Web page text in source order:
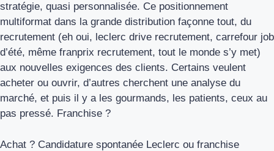
stratégie, quasi personnalisée. Ce positionnement
multiformat dans la grande distribution façonne tout, du
recrutement (eh oui, leclerc drive recrutement, carrefour job
d’été, même franprix recrutement, tout le monde s’y met)
aux nouvelles exigences des clients. Certains veulent
acheter ou ouvrir, d’autres cherchent une analyse du
marché, et puis il y a les gourmands, les patients, ceux au
pas pressé. Franchise ?
Achat ? Candidature spontanée Leclerc ou franchise